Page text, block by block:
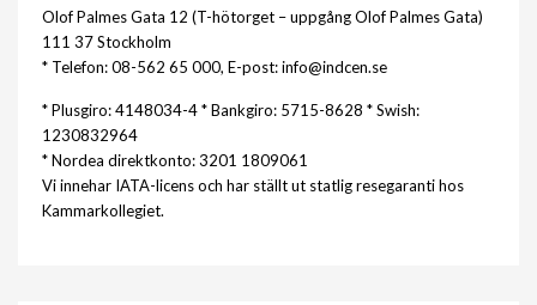
Olof Palmes Gata 12 (T-hötorget – uppgång Olof Palmes Gata)
111 37 Stockholm
* Telefon: 08-562 65 000, E-post: info@indcen.se
* Plusgiro: 4148034-4 * Bankgiro: 5715-8628 * Swish:
1230832964
* Nordea direktkonto: 3201 1809061
Vi innehar IATA-licens och har ställt ut statlig resegaranti hos
Kammarkollegiet.